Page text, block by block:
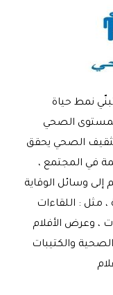
نمط حياة
الصحي
الصحي يحقق
في المجتمع ،
وسائل الوقاية
مثل : اللقاءات
، وعرض الأفلام
الصحية والكتيبات